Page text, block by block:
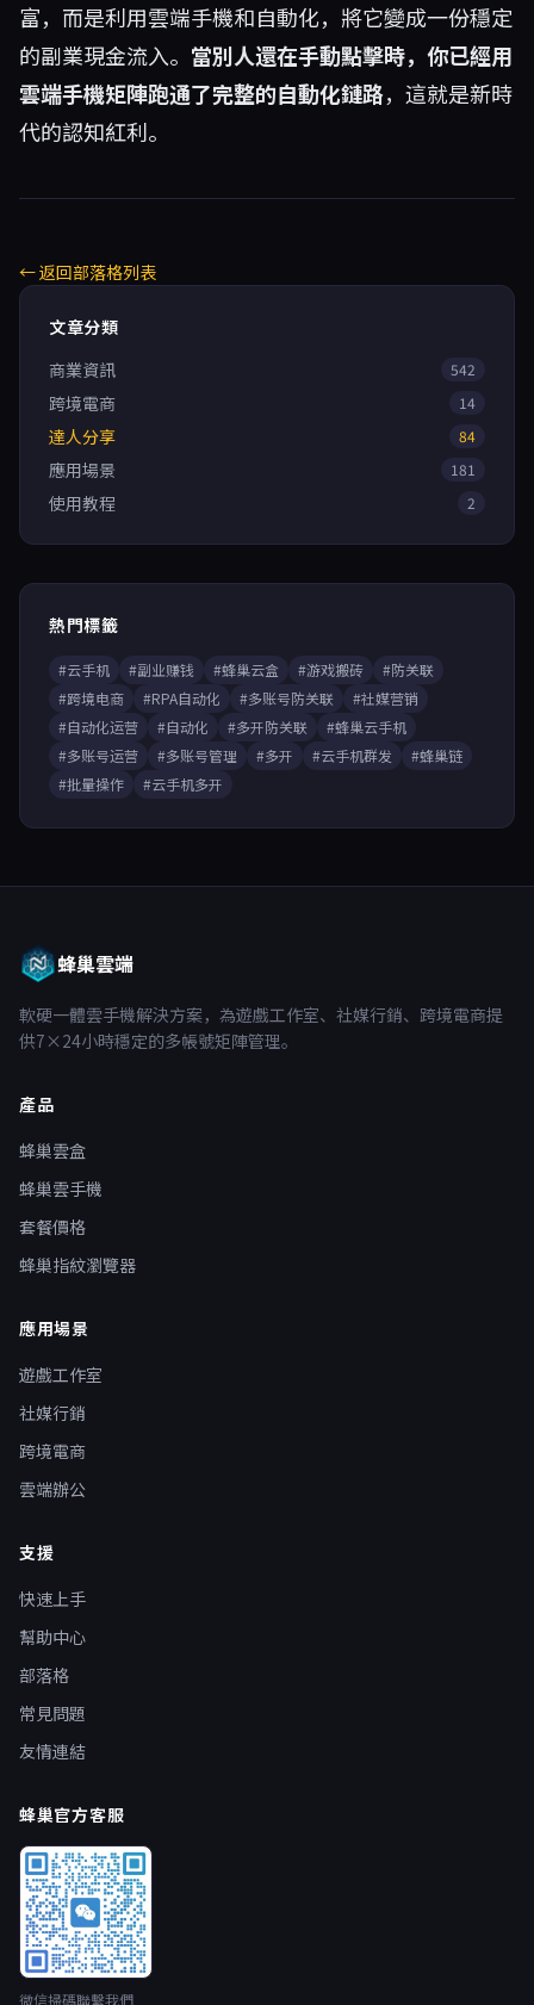
富，而是利用雲端手機和自動化，將它變成一份穩定
的副業現金流入。 當別人還在手動點擊時，你已經用
雲端手機矩陣跑通了完整的自動化鏈路，這就是新時
代的認知紅利。
← 返回部落格列表
文章分類
商業資訊
542
跨境電商 14
達人分享 84
應用場景 181
使用教程 2
熱門標籤
#云手机 #副业赚钱 #蜂巢云盒 #游戏搬砖
#防关联
#跨境电商
#RPA自动化 #多账号防关联
#社媒营销
#自动化运营
#自动化 #多开防关联
#蜂巢云手机
#多账号运营
#多账号管理 #多开 #云手机群发
#蜂巢链
#批量操作
#云手机多开
蜂巢雲端
軟硬一體雲手機解決方案，為遊戲工作室、社媒行銷、跨境電商提
供7×24小時穩定的多帳號矩陣管理。
產品
蜂巢雲盒
蜂巢雲手機
套餐價格
蜂巢指紋瀏覽器
應用場景
遊戲工作室
社媒行銷
跨境電商
雲端辦公
支援
快速上手
幫助中心
部落格
常見問題
友情連結
蜂巢官方客服
微信掃碼聯繫我們